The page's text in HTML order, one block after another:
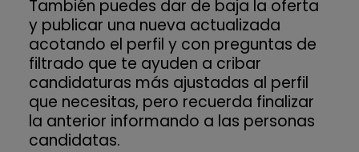
También puedes dar de baja la oferta
y publicar una nueva actualizada
acotando el perfil y con preguntas de
filtrado que te ayuden a cribar
candidaturas más ajustadas al perfil
que necesitas, pero recuerda finalizar
la anterior informando a las personas
candidatas.